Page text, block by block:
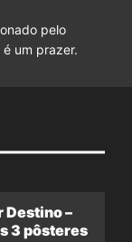
pelo
um prazer.
Destino –
3 pôsteres